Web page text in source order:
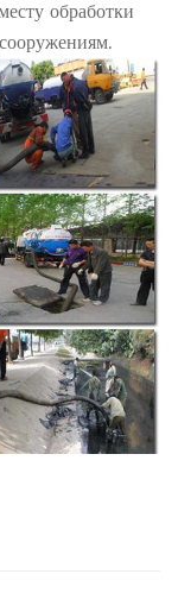
обработки